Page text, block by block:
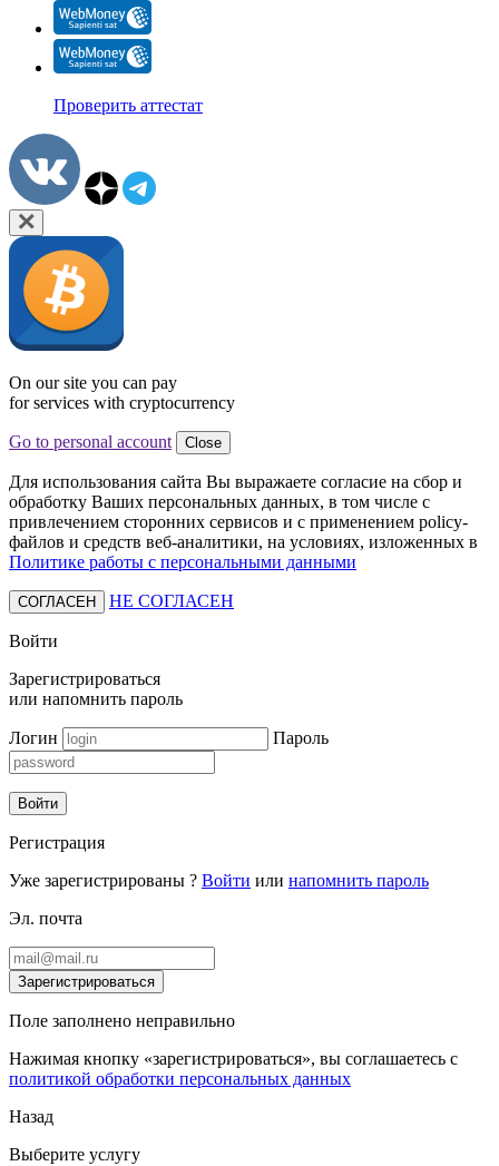
Проверить аттестат
On our site you can pay
for services with cryptocurrency
Go to personal account Close
Для использования сайта Вы выражаете согласие на сбор и
обработку Ваших персональных данных, в том числе с
привлечением сторонних сервисов и с применением policy-
файлов и средств веб-аналитики, на условиях, изложенных в
Политике работы с персональными данными
СОГЛАСЕН НЕ СОГЛАСЕН
Войти
Зарегистрироваться
или напомнить пароль
Логин Пароль
Войти
Регистрация
Уже зарегистрированы ? Войти или напомнить пароль
Эл. почта
Зарегистрироваться
Поле заполнено неправильно
Нажимая кнопку «зарегистрироваться», вы соглашаетесь с
политикой обработки персональных данных
Назад
Выберите услугу